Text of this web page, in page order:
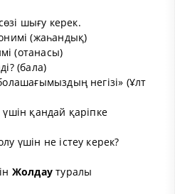
шығу керек.
(жаһандық)
(отанасы)
(бала)
негізі» (Ұлт
қандай қаріпке
үшін не істеу керек?
Жолдаутуралы